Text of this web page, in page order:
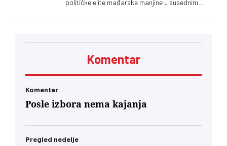
političke elite mađarske manjine u susednim
Kelemenu Hunoru u Rumuniji bila je jasna: ‘Sada
biti prijatno. Dobićete znatno manje novca pod
minuta bili lojalni, entuzijastični saučesnici
verovatno nositi veću političku težinu od glasa
Mađara u Subotici. To jeste politički škakljivo,
usidrena u 21. vek – svesno odvojena od
toksične prošlosti koja nam je trovala društvo
Komentar
Komentar
Posle izbora nema kajanja
Pregled nedelje